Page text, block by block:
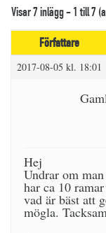
Visar 7 inlägg - 1 till 7
Författare
2017-08-05 kl. 18:01
Hej
Undrar om
har ca 10
vad är bäst att
mögla.